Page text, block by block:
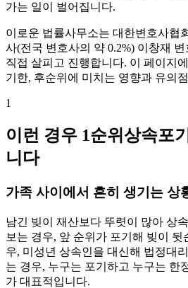
가는 일이 벌어집니다.
이로운 법률사무소는 대한변호사협
사(전국 변호사의 약 0.2%) 이창재
직접 살피고 진행합니다. 이 페이지
기한, 후순위에 미치는 영향과 유의
1
이런 경우 1순위상속포
니다
가족 사이에서 흔히 생기는 상
남긴 빚이 재산보다 뚜렷이 많아 상
보는 경우, 앞 순위가 포기해 빚이
우, 미성년 상속인을 대신해 법정대
는 경우, 누구는 포기하고 누구는 한
가 대표적입니다.